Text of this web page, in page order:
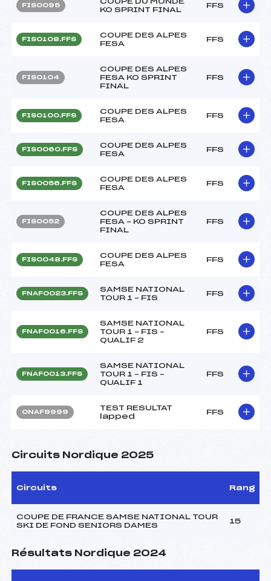
FIS0095
KO SPRINT FINAL
FFS
FIS0108.FFS
COUPE DES ALPES
FESA
FFS
FIS0104
COUPE DES ALPES
FESA KO SPRINT
FINAL
FFS
FIS0100.FFS
COUPE DES ALPES
FESA
FFS
FIS0060.FFS
COUPE DES ALPES
FESA
FFS
FIS0056.FFS
COUPE DES ALPES
FESA
FFS
FIS0052
COUPE DES ALPES
FESA – KO SPRINT
FINAL
FFS
FIS0048.FFS
COUPE DES ALPES
FESA
FFS
FNAF0023.FFS
SAMSE NATIONAL
TOUR 1 – FIS
FFS
FNAF0016.FFS
SAMSE NATIONAL
TOUR 1 – FIS –
QUALIF 2
FFS
FNAF0013.FFS
SAMSE NATIONAL
TOUR 1 – FIS –
QUALIF 1
FFS
ONAF9999
TEST RESULTAT
lapped
FFS
Circuits Nordique 2025
Circuits Rang
COUPE DE FRANCE SAMSE NATIONAL TOUR
SKI DE FOND SENIORS DAMES
15
Résultats Nordique 2024